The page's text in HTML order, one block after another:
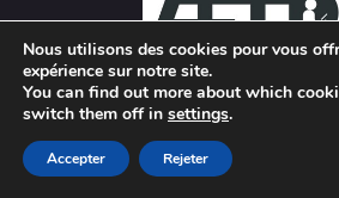
S'ABONNER À CLASSETICE
Nous utilisons des cookies pour vous
expérience sur notre site.
You can find out more about which
switch them off in settings.
Accepter Rejeter